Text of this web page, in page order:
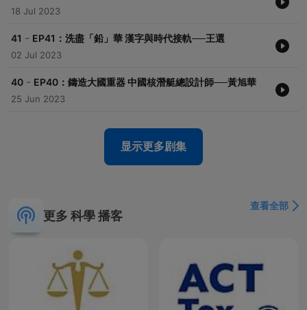
18 Jul 2023
41 - EP41：洗盡「鉛」華 漢字與時代接軌──王選
02 Jul 2023
40 - EP40：鑄造大國重器 中國核潛艇總設計師──黃旭華
25 Jun 2023
显示更多剧集
更多 科學 播客
查看全部